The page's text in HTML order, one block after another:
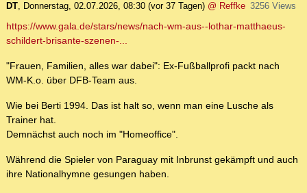
DT, Donnerstag, 02.07.2026, 08:30 (vor 37 Tagen) @ Reffke 3256 Views
https://www.gala.de/stars/news/nach-wm-aus--lothar-matthaeus-
schildert-brisante-szenen-...
"Frauen, Familien, alles war dabei": Ex-Fußballprofi packt nach
WM-K.o. über DFB-Team aus.
Wie bei Berti 1994. Das ist halt so, wenn man eine Lusche als
Trainer hat.
Demnächst auch noch im "Homeoffice".
Während die Spieler von Paraguay mit Inbrunst gekämpft und auch
ihre Nationalhymne gesungen haben.